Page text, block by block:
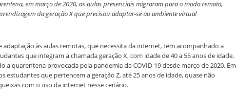
em março de 2020, as aulas presenciais migraram para o modo remoto,
da geração X que precisou adaptar-se ao ambiente virtual
adaptação às aulas remotas, que necessita da internet, tem acompanhado a
que integram a chamada geração X, com idade de 40 a 55 anos de idade.
a quarentena provocada pela pandemia da COVID-19 desde março de 2020. Em
estudantes que pertencem a geração Z, até 25 anos de idade, quase não
com o uso da internet nesse cenário.